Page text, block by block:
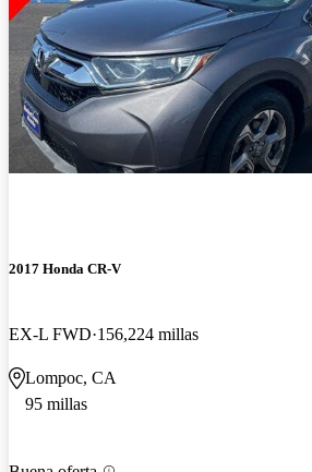
2017 Honda CR-V
EX-L FWD 156,224 millas
Lompoc, CA
95 millas